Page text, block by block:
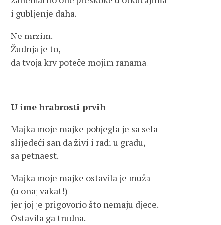
i gubljenje daha.
Ne mrzim.
Žudnja je to,
da tvoja krv poteče mojim ranama.
U ime hrabrosti prvih
Majka moje majke pobjegla je sa sela
slijedeći san da živi i radi u gradu,
sa petnaest.
Majka moje majke ostavila je muža
(u onaj vakat!)
jer joj je prigovorio što nemaju djece.
Ostavila ga trudna.